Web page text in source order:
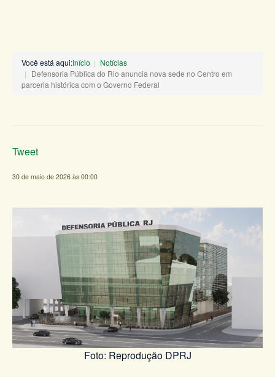
Você está aqui:Início
Notícias
Defensoria Pública do Rio anuncia nova sede no Centro em
parceria histórica com o Governo Federal
Tweet
30 de maio de 2026 às 00:00
Foto: Reprodução DPRJ